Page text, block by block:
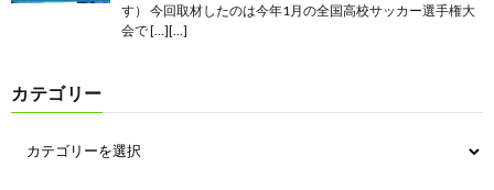
す） 今回取材したのは今年1月の全国高校サッカー選手権大
会で […][…]
カテゴリー